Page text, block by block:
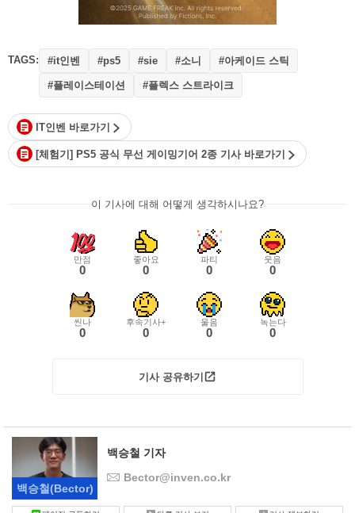
TAGS: #it인벤 #ps5 #sie #소니 #아케이드 스틱
#플레이스테이션 #플렉스 스트라이크
IT인벤 바로가기
[체험기] PS5 공식 무선 게이밍기어 2종 기사 바로가기
이 기사에 대해 어떻게 생각하시나요?
만점
0
좋아요
0
파티
0
웃음
0
씬나
0
후속기사+
0
울음
0
녹는다
0
기사 공유하기
백승철(Bector)
백승철 기자
Bector@inven.co.kr